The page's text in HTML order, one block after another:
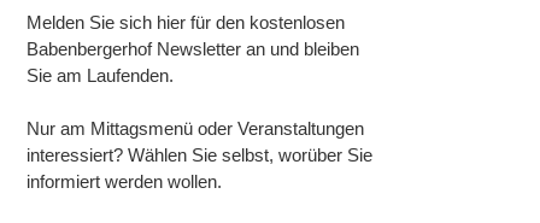
Melden Sie sich hier für den kostenlosen
Babenbergerhof Newsletter an und bleiben
Sie am Laufenden.
Nur am Mittagsmenü oder Veranstaltungen
interessiert? Wählen Sie selbst, worüber Sie
informiert werden wollen.